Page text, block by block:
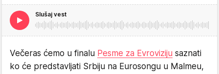
Slušaj vest
Večeras ćemo u finalu Pesme za Evroviziju saznati
ko će predstavljati Srbiju na Eurosongu u Malmeu,